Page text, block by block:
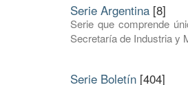
Serie Argentina [8]
Serie que comprende
Secretaría de Industria y
Serie Boletín [404]